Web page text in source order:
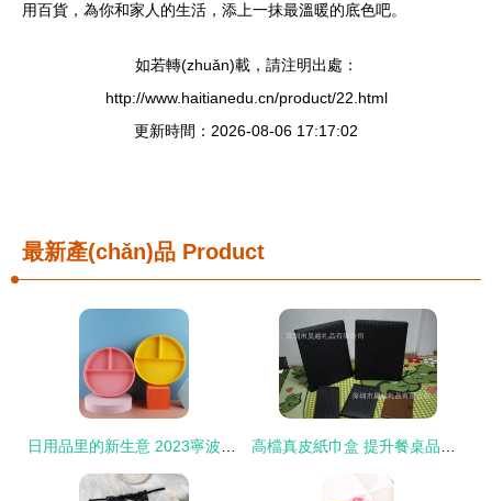
用百貨，為你和家人的生活，添上一抹最溫暖的底色吧。
如若轉(zhuǎn)載，請注明出處：
http://www.haitianedu.cn/product/22.html
更新時間：2026-08-06 17:17:02
最新產(chǎn)品 Product